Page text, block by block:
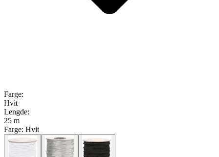
Farge:
Hvit
Lengde:
25 m
Farge: Hvit